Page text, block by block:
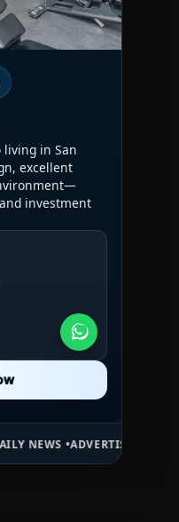
living in San
excellent
investment
ADVERTISE HERE •PREMIUM